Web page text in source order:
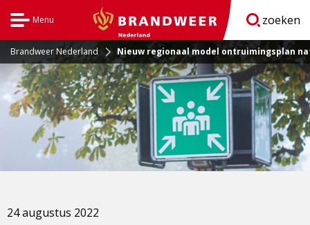
Menu
BrandweerNederland.nl
zoeken
Brandweer Nederland Nieuw regionaal model ontruimingsplan
24 augustus 2022